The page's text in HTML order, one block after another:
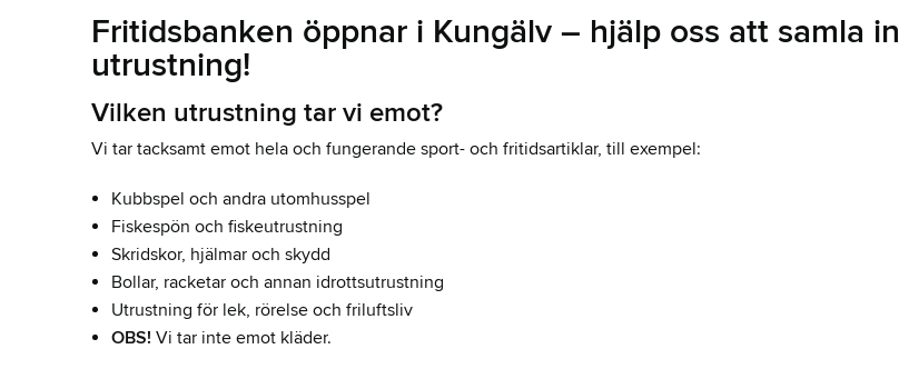
Fritidsbanken öppnar i Kungälv – hjälp oss att samla in
utrustning!
Vilken utrustning tar vi emot?
Vi tar tacksamt emot hela och fungerande sport- och fritidsartiklar, till exempel:
Kubbspel och andra utomhusspel
Fiskespön och fiskeutrustning
Skridskor, hjälmar och skydd
Bollar, racketar och annan idrottsutrustning
Utrustning för lek, rörelse och friluftsliv
OBS! Vi tar inte emot kläder.